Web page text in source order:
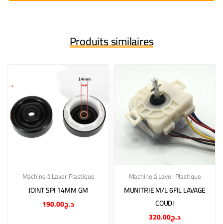
Produits similaires
Machine à Laver Plastique
JOINT SPI 14MM GM
د.ج190.00
Machine à Laver Plastique
MUNITRIE M/L 6FIL LAVAGE
COUDI
د.ج320.00